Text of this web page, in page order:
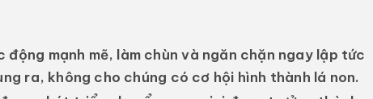
động mạnh mẽ, làm chùn và ngăn chặn ngay lập tức
ra, không cho chúng có cơ hội hình thành lá non.